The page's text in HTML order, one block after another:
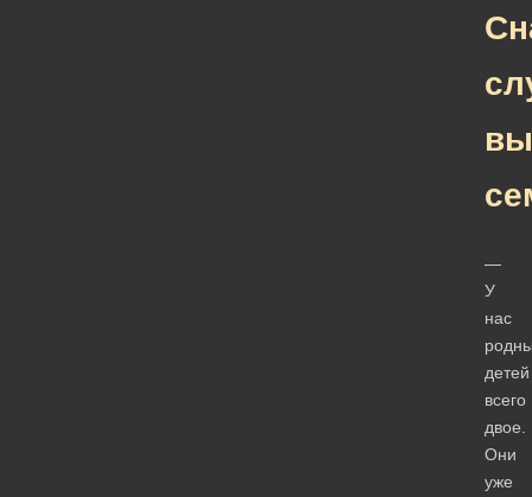
—
У
нас
детей
всего
двое.
Они
уже